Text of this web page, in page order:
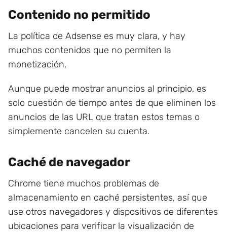
Contenido no permitido
La política de Adsense es muy clara, y hay
muchos contenidos que no permiten la
monetización.
Aunque puede mostrar anuncios al principio, es
solo cuestión de tiempo antes de que eliminen los
anuncios de las URL que tratan estos temas o
simplemente cancelen su cuenta.
Caché de navegador
Chrome tiene muchos problemas de
almacenamiento en caché persistentes, así que
use otros navegadores y dispositivos de diferentes
ubicaciones para verificar la visualización de